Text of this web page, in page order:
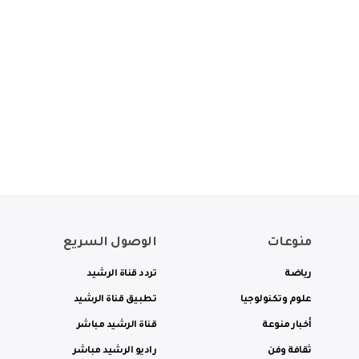
منوعات
رياضة
علوم وتكنولوجيا
أخبار منوعة
ثقافة وفن
الوصول السريع
تردد قناة الرشيد
تطبيق قناة الرشيد
قناة الرشيد مباشر
راديو الرشيد مباشر